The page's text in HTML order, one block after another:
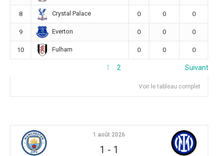
8 Crystal Palace 0 0 0
9 Everton 0 0 0
10 Fulham 0 0 0
1 2 Suivant
Voir le tableau complet
1 août 2026
1 - 1